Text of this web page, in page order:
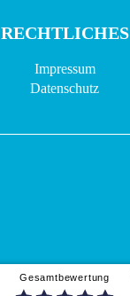
RECHTLICHES
Impressum
Datenschutz